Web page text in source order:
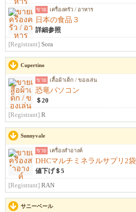
ขาย เครื่องครัว / อาหาร
日本の食品３
詳細参照
[Registrant] Sora
Cupertino
ขาย เสื้อผ้าเด็ก / ของเล่น
恐竜パソコン
＄20
[Registrant] R
Sunnyvale
ขาย เครื่องสำอางค์
DHCマルチミネラルサプリ2袋
値下げ＄5
[Registrant] RAN
サニーベール